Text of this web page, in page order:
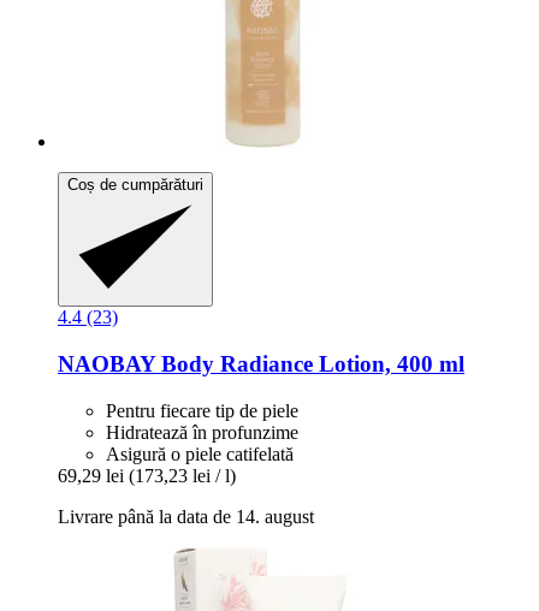
Coș de cumpărături
4.4 (23)
NAOBAYBody Radiance Lotion, 400 ml
Pentru fiecare tip de piele
Hidratează în profunzime
Asigură o piele catifelată
69,29 lei (173,23 lei / l)
Livrare până la data de 14. august